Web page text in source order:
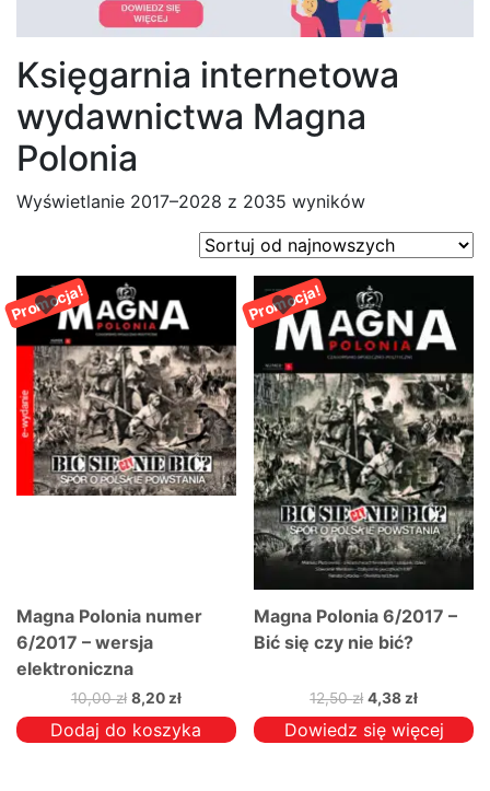
Księgarnia internetowa
wydawnictwa Magna
Polonia
Wyświetlanie 2017–2028 z 2035 wynikówPosortowane
według
najnowszych
Promocja!
Magna Polonia numer
6/2017 – wersja
elektroniczna
10,00zł Pierwotna
cena
wynosiła:
8,20 złAktualna
cena
wynosi:
Dodaj do koszyka
Promocja!
Magna Polonia 6/2017 –
Bić się czy nie bić?
12,50zł Pierwotna
cena
wynosiła:
4,38 złAktualna
cena
wynosi:
Dowiedz się więcej